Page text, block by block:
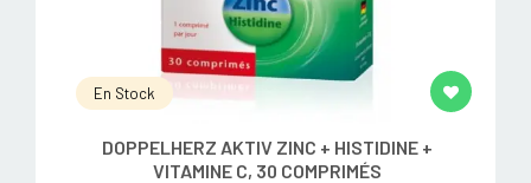
En Stock
DOPPELHERZ AKTIV ZINC + HISTIDINE +
VITAMINE C, 30 COMPRIMÉS